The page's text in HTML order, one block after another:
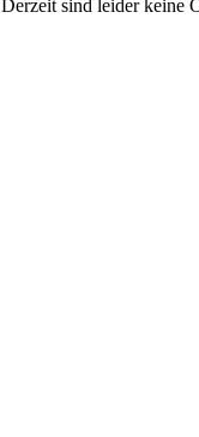
Derzeit sind leider keine